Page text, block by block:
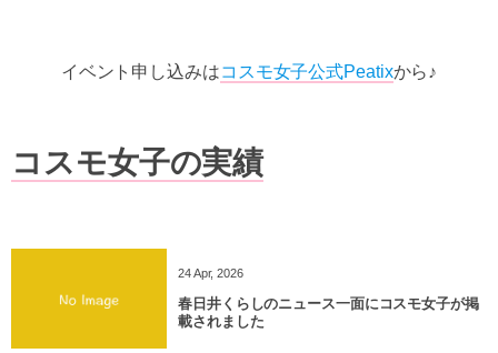
イベント申し込みはコスモ女子公式Peatixから♪
コスモ女子の実績
24Apr,2026
春日井くらしのニュース一面にコスモ女子が掲
載されました